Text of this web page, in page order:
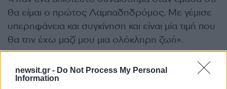
newsit.gr - Do Not Process My Personal
Information
θα είμαι ο πρώτος Λαμπαδηδρόμος. Με γέμισε
υπερηφάνεια και συγκίνηση και είναι μία τιμή που
θα την έχω μαζί μου μια ολόκληρη ζωή».
Η Eλενα Ξενάκη, που επιλέχθηκε ως η
τελευταία Λαμπαδηδρόμος, τόνισε: